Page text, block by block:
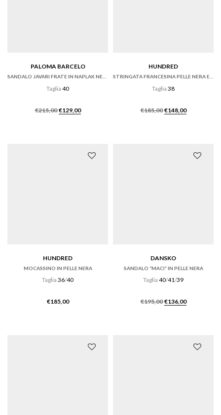
PALOMA BARCELO
SANDALO JAVARI FRATE IN NAPLAK NERO CON ZEPPA
Taglia 40
€215,00 Il
€129,00Il
HUNDRED
STRINGATA FRANCESINA PELLE NERA ED ECRÙ
Taglia 38
€185,00 Il
€148,00Il
HUNDRED
MOCASSINO IN PELLE NERA
Taglia 36/40
€185,00
DANSKO
SANDALO “MACI” IN PELLE NERA
Taglia 40/41/39
€195,00 Il
€136,00Il